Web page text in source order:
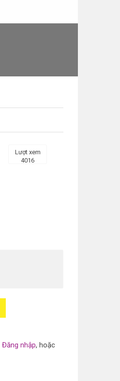
Lượt xem
4016
Đăng nhập, hoặc